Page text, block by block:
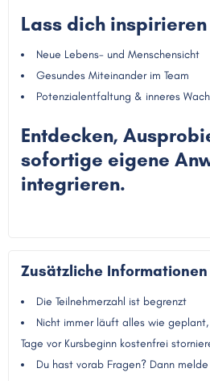
Lass dich inspirieren
Neue Lebens- und Menschensicht
Gesundes Miteinander im Team
Potenzialentfaltung & inneres
Entdecken,
sofortige eigene
integrieren.
Zusätzliche Informationen
Die Teilnehmerzahl ist begrenzt
Nicht immer läuft alles wie
Tage vor Kursbeginn kostenfrei
Du hast vorab Fragen? Dann